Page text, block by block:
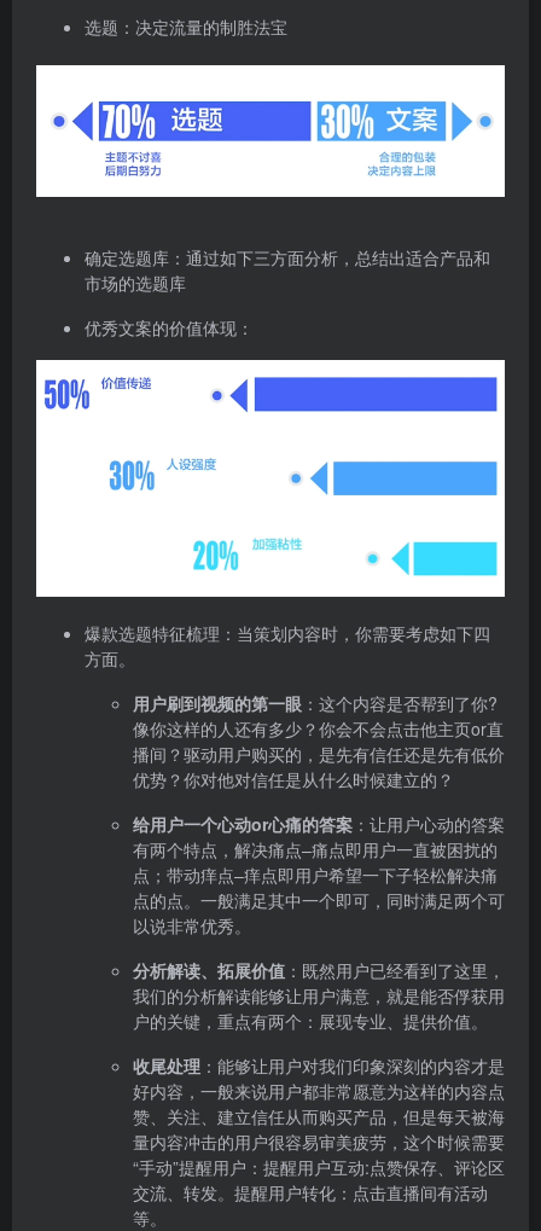
选题：决定流量的制胜法宝
确定选题库：通过如下三方面分析，总结出适合产品和
市场的选题库
优秀文案的价值体现：
爆款选题特征梳理：当策划内容时，你需要考虑如下四
方面。
用户刷到视频的第一眼 ：这个内容是否帮到了你?
像你这样的人还有多少？你会不会点击他主页or直
播间？驱动用户购买的，是先有信任还是先有低价
优势？你对他对信任是从什么时候建立的？
给用户一个心动or心痛的答案 ：让用户心动的答案
有两个特点，解决痛点–痛点即用户一直被困扰的
点；带动痒点–痒点即用户希望一下子轻松解决痛
点的点。一般满足其中一个即可，同时满足两个可
以说非常优秀。
分析解读、拓展价值 ：既然用户已经看到了这里，
我们的分析解读能够让用户满意，就是能否俘获用
户的关键，重点有两个：展现专业、提供价值。
收尾处理 ：能够让用户对我们印象深刻的内容才是
好内容，一般来说用户都非常愿意为这样的内容点
赞、关注、建立信任从而购买产品，但是每天被海
量内容冲击的用户很容易审美疲劳，这个时候需要
“手动”提醒用户：提醒用户互动:点赞保存、评论区
交流、转发。提醒用户转化：点击直播间有活动
等。